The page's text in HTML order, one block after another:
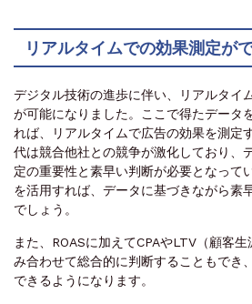
リアルタイムでの効果測定が
デジタル技術の進歩に伴い、リアルタイ
が可能になりました。ここで得たデータ
れば、リアルタイムで広告の効果を測定
代は競合他社との競争が激化しており、
定の重要性と素早い判断が必要となって
を活用すれば、データに基づきながら素
でしょう。
また、ROASに加えてCPAやLTV（顧客
み合わせて総合的に判断することもでき
できるようになります。